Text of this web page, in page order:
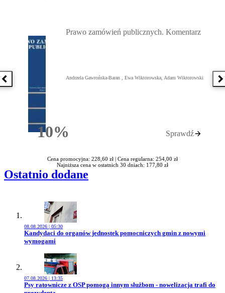
Poprzednia książka
10%Rabatu
Prawo zamówień publicznych. Komentarz
Andrzela Gawrońska-Baran , Ewa Wiktorowska, Adam Wiktorowski
Sprawdź
Cena promocyjna: 228,60 zł | Cena regularna: 254,00 zł
Najniższa cena w ostatnich 30 dniach: 177,80 zł
Ostatnio dodane
08.08.2026 | 05:30
Przejdź do artykułu:
Kandydaci do organów jednostek pomocniczych gmin z nowymi
wymogami
07.08.2026 | 13:35
Przejdź do artykułu:
Psy ratownicze z OSP pomogą innym służbom - nowelizacja trafi do